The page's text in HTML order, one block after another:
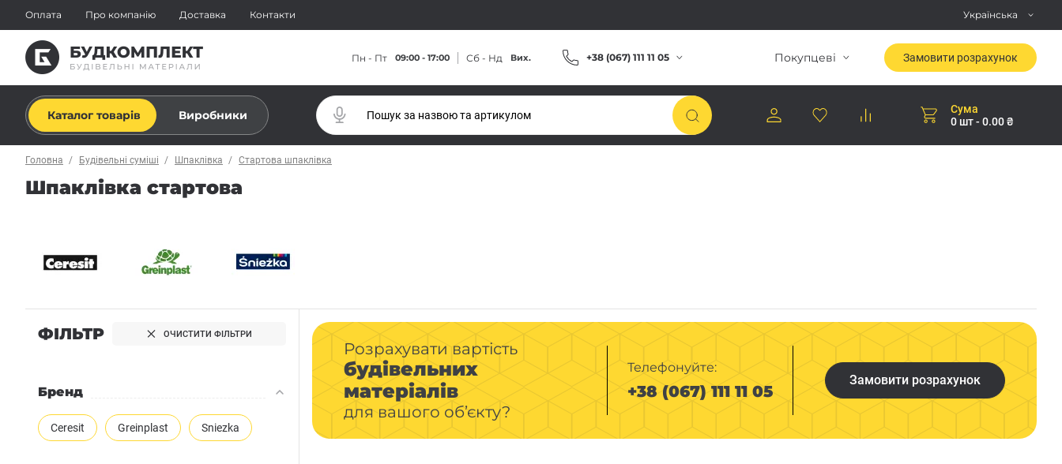
Оплата Про компанію Доставка Контакти Українська
Пн - Пт 09:00 - 17:00 Сб - Нд Вих. +38 (067) 111 11 05 Покупцеві Замовити розрахунок
Каталог товарів Виробники
Сума
0 шт - 0.00 ₴
Головна Будівельні суміші Шпаклівка Стартова шпаклівка
Шпаклівка стартова
ФІЛЬТР ОЧИСТИТИ ФІЛЬТРИ
Бренд
Ceresit Greinplast Sniezka
Розрахувати вартість
будівельних
матеріалів
для вашого об’єкту?
Телефонуйте:
+38 (067) 111 11 05
Замовити розрахунок